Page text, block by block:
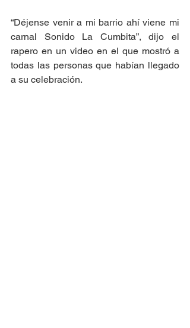
“Déjense venir a mi barrio ahí viene mi
carnal Sonido La Cumbita”, dijo el
rapero en un video en el que mostró a
todas las personas que habían llegado
a su celebración.